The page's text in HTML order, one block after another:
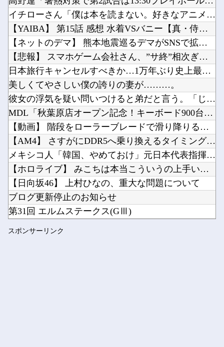
彼女の浮気を疑い問いつけると弟だと言う。「じゃあ携帯見せて」『え？』え？じゃねーしｗ で、...
MDL「秋葉原店オープン記念！キーボード900台・マウス100台無料でプレゼント！」→秋葉...
Powered by livedoor 相互RSS
【聖闘士星矢】黄金聖闘士って蟹座ばかりネタにされますが牡牛座も大概ですよねｗｗｗ他
【悲報】『メイドインアビス』劇場版の主題歌にVTuberが起用されてまたまたまた炎上、もう...
【にじさんじ】そまたますずの爆弾解除！そまたま大げんかで草他
【画像】「テニスの王子様」の手塚国光の零式サーブ、ガチで強すぎるｗｗｗｗ他
【ウマ娘】レース後半のこの動き、スティルの挙動がやばすぎる。他
任天堂「今期中にSwitch2ソフトを6000万本売る（現在946万本達成）」他
ChatGPTでコミュ障って治せる？？？他
Powered by livedoor 相互RSS
イチローさん「僕は本を読まない。好きなアニメはドラゴンボール...
【YAIBA】 第15話 感想 水着VSバニー【真・侍伝 Y...
【ネットのデマ】 熊本地震巡るデマがSNSで拡散中…「偽の画...
【悲報】 スマホゲーム会社さん、”サ終”相次ぎ倒産しまくって...
日本旅行キャンセルすべきか…1万年ぶり史上最大級の火山の兆し...
美しくてやさしい僕の誇りの妻が………。
彼女の浮気を疑い問いつけると弟だと言う。「じゃあ携帯見せて」...
MDL「秋葉原店オープン記念！キーボード900台・マウス10...
【動画】 階段をローラーブレードで滑り降りる女性
【AM4】 さすがにDDR5へ乗り換えるタイミング逃し感が半...
メキシコ人「韓国、やめておけ」元日本代表指揮官、韓国代表の新...
【ホロライブ】 みこちは本当こういうの上手いなｗｗｗ
【日向坂46】 上村ひなの、重大な問題について
ブログ更新停止のお知らせ
第31回 エルムステークス(GⅢ)
スポンサーリンク